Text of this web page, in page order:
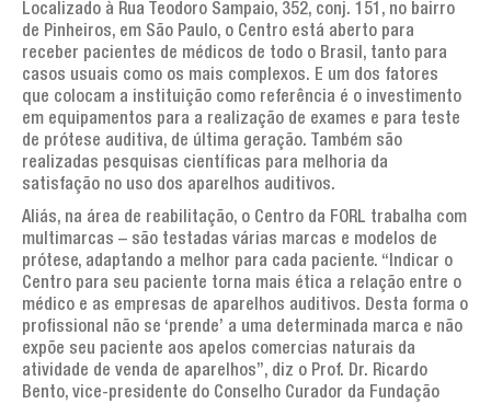
CONTATOS
Localizado à Rua Teodoro Sampaio, 352, conj. 151, no bairro
de Pinheiros, em São Paulo, o Centro está aberto para
receber pacientes de médicos de todo o Brasil, tanto para
casos usuais como os mais complexos. E um dos fatores
que colocam a instituição como referência é o investimento
em equipamentos para a realização de exames e para teste
de prótese auditiva, de última geração. Também são
realizadas pesquisas científicas para melhoria da
satisfação no uso dos aparelhos auditivos.
Aliás, na área de reabilitação, o Centro da FORL trabalha com
multimarcas – são testadas várias marcas e modelos de
prótese, adaptando a melhor para cada paciente. “Indicar o
Centro para seu paciente torna mais ética a relação entre o
médico e as empresas de aparelhos auditivos. Desta forma o
profissional não se ‘prende’ a uma determinada marca e não
expõe seu paciente aos apelos comercias naturais da
atividade de venda de aparelhos”, diz o Prof. Dr. Ricardo
Bento, vice-presidente do Conselho Curador da Fundação